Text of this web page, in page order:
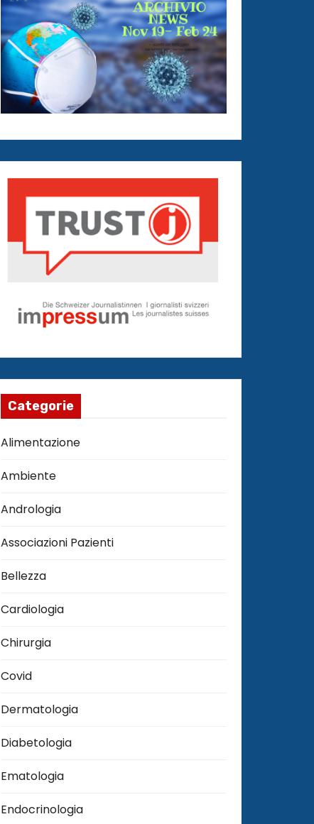
Categorie
Alimentazione
Ambiente
Andrologia
Associazioni Pazienti
Bellezza
Cardiologia
Chirurgia
Covid
Dermatologia
Diabetologia
Ematologia
Endocrinologia